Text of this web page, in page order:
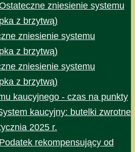
zniesienie systemu
z brzytwą)
zniesienie systemu
z brzytwą)
zniesienie systemu
z brzytwą)
kaucyjnego - czas na punkty
kaucyjny: butelki zwrotne
2025 r.
Podatek rekompensujący od